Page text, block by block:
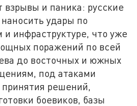
взрывы и паника: русские
удары по
инфраструктуре, что уже
поражений по всей
до восточных и южных
под атаками
решений,
боевиков, базы